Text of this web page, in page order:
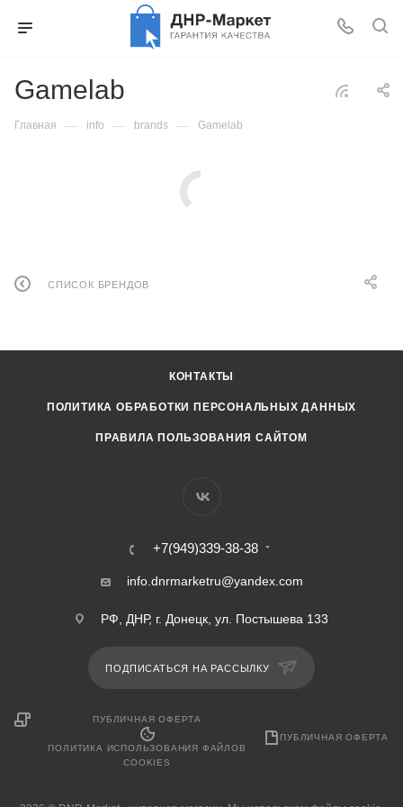
Gamelab
Главная — info — brands — Gamelab
СПИСОК БРЕНДОВ
КОНТАКТЫ
ПОЛИТИКА ОБРАБОТКИ ПЕРСОНАЛЬНЫХ ДАННЫХ
ПРАВИЛА ПОЛЬЗОВАНИЯ САЙТОМ
+7(949)339-38-38
info.dnrmarketru@yandex.com
РФ, ДНР, г. Донецк, ул. Постышева 133
ПОДПИСАТЬСЯ НА РАССЫЛКУ
ПУБЛИЧНАЯ ОФЕРТА
ПОЛИТИКА ИСПОЛЬЗОВАНИЯ ФАЙЛОВ
COOKIES
ПУБЛИЧНАЯ ОФЕРТА